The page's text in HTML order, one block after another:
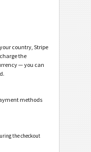
country, Stripe
the
— you can
methods
the checkout